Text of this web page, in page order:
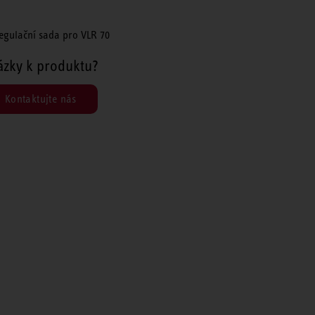
sada pro VLR 70
k produktu?
Kontaktujte nás